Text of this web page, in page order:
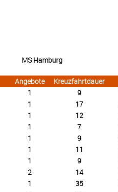
MS Hamburg
Angebote Kreuzfahrtdauer
1 9
1 17
1 12
1 7
1 9
1 11
1 9
2 14
1 35